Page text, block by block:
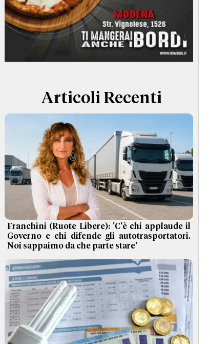
Articoli Recenti
Franchini (Ruote Libere): 'C'è chi applaude il
Governo e chi difende gli autotrasportatori.
Noi sappaimo da che parte stare'